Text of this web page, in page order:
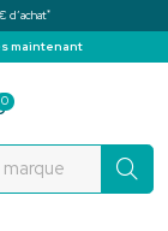
d’achat*
maintenant
Rochettes Votre
0